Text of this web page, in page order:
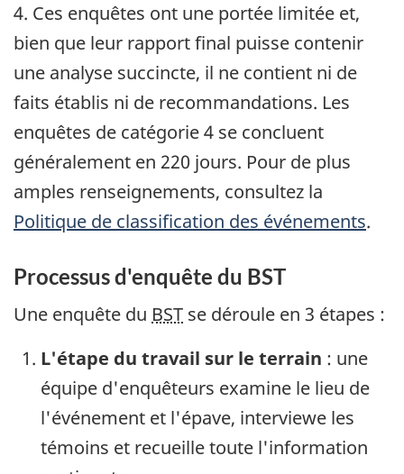
4. Ces enquêtes ont une portée limitée et,
bien que leur rapport final puisse contenir
une analyse succincte, il ne contient ni de
faits établis ni de recommandations. Les
enquêtes de catégorie 4 se concluent
généralement en 220 jours. Pour de plus
amples renseignements, consultez la
Politique de classification des événements.
Processus d'enquête du BST
Une enquête du BST se déroule en 3 étapes :
L'étape du travail sur le terrain : une
équipe d'enquêteurs examine le lieu de
l'événement et l'épave, interviewe les
témoins et recueille toute l'information